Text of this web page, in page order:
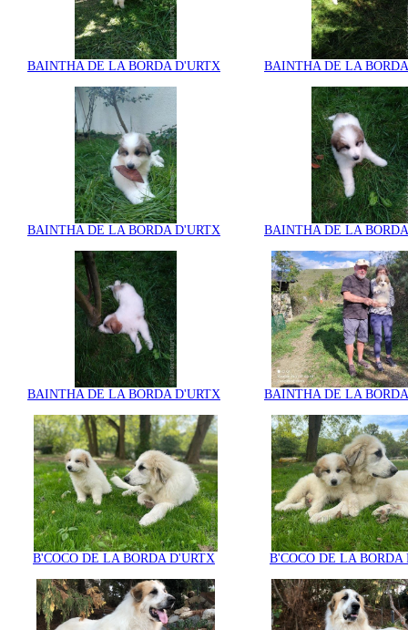
BAINTHA DE LA BORDA D'URTX BAINTHA DE LA
BAINTHA DE LA BORDA D'URTX BAINTHA DE LA
BAINTHA DE LA BORDA D'URTX BAINTHA DE LA
B'COCO DE LA BORDA D'URTX B'COCO DE LA BORDA